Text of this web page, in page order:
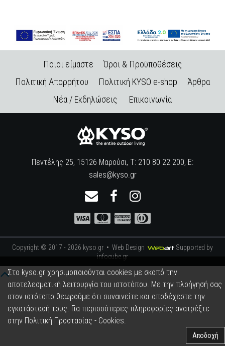
Ποιοι είμαστε
Όροι & Προϋποθέσεις
Πολιτική Απορρήτου
Πολιτική KYSO e-shop
Άρθρα
Νέα / Εκδηλώσεις
Επικοινωνία
Πεντέλης 25, 15126 Μαρούσι, Τ: 210 80 22 200, E:
sales@kyso.gr
Copyright © 2017 - 2026 kyso.gr • Web Design
Supported by
infocube.gr
Στο kyso.gr χρησιμοποιούνται cookies με σκοπό την
αποτελεσματική λειτουργία του ιστοτόπου. Με την πλοήγησή σας
στον ιστότοπο θεωρούμε ότι συναινείτε και αποδέχεστε την
εγκατάστασή τους. Για περισσότερες πληροφορίες ανατρέξτε
στην Πολιτική Προστασίας - Cookies.
Αποδοχή